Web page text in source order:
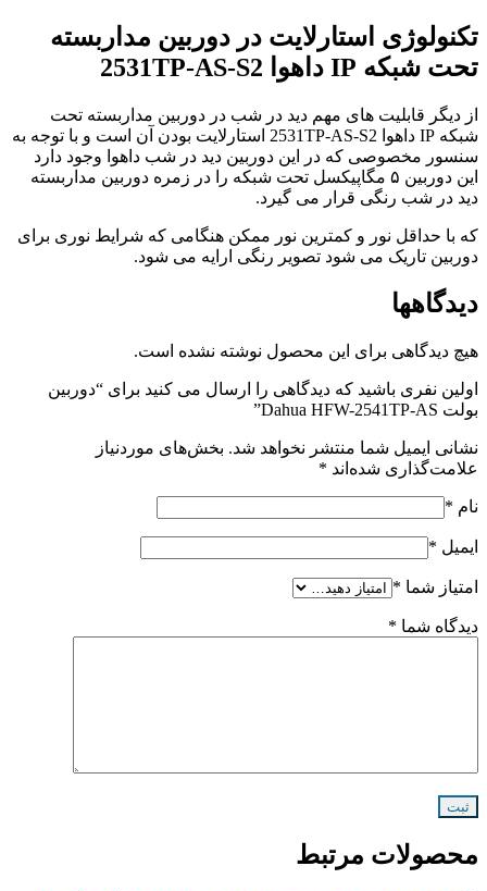
تکنولوژی استارلایت در دوربین مداربسته
تحت شبکه IP داهوا 2531TP-AS-S2
از دیگر قابلیت های مهم دید در شب در دوربین مداربسته تحت
شبکه IP داهوا 2531TP-AS-S2 استارلایت بودن آن است و با توجه به
سنسور مخصوصی که در این دوربین دید در شب داهوا وجود دارد
این دوربین ۵ مگاپیکسل تحت شبکه را در زمره دوربین مداربسته
دید در شب رنگی قرار می گیرد.
که با حداقل نور و کمترین نور ممکن هنگامی که شرایط نوری برای
دوربین تاریک می شود تصویر رنگی ارایه می شود.
دیدگاهها
هیچ دیدگاهی برای این محصول نوشته نشده است.
اولین نفری باشید که دیدگاهی را ارسال می کنید برای “دوربین
بولت Dahua HFW-2541TP-AS”
نشانی ایمیل شما منتشر نخواهد شد. بخش‌های موردنیاز
علامت‌گذاری شده‌اند *
نام *
ایمیل *
امتیاز شما *
دیدگاه شما *
محصولات مرتبط